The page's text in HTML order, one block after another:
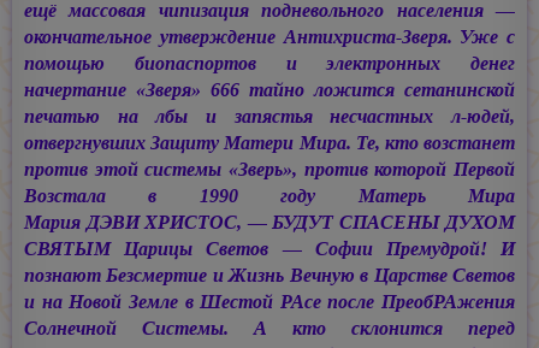
ещё массовая чипизация подневольного населения —
окончательное утверждение Антихриста-Зверя. Уже с
помощью биопаспортов и электронных денег
начертание «Зверя» 666 тайно ложится сетанинской
печатью на лбы и запястья несчастных л-юдей,
отвергнувших Защиту Матери Мира. Те, кто возстанет
против этой системы «Зверь», против которой Первой
Возстала в 1990 году Матерь Мира
Мария ДЭВИ ХРИСТОС, —БУДУТ СПАСЕНЫ ДУХОМ
СВЯТЫМ Царицы Светов — Софии Премудрой! И
познают Безсмертие и Жизнь Вечную в Царстве Светов
и на Новой Земле в Шестой РАсе после ПреобРАжения
Солнечной Системы. А кто склонится перед